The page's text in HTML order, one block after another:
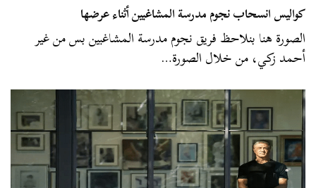
كواليس انسحاب نجوم مدرسة المشاغبين أثناء عرضها
الصورة هنا بنلاحظ فريق نجوم مدرسة المشاغبين بس من غير
أحمد زكي، من خلال الصورة…